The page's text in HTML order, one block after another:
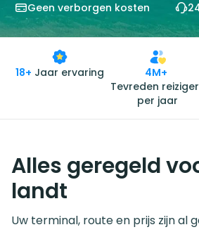
Geen verborgen kosten
18+ Jaar ervaring
4M+
Tevreden
per jaar
Alles geregeld
landt
Uw terminal, route en prijs zijn al